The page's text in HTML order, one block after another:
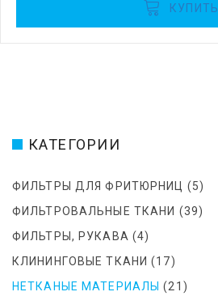
КУПИТЬ
КАТЕГОРИИ
ФИЛЬТРЫ ДЛЯ ФРИТЮРНИЦ (5)
ФИЛЬТРОВАЛЬНЫЕ ТКАНИ (39)
ФИЛЬТРЫ, РУКАВА (4)
КЛИНИНГОВЫЕ ТКАНИ (17)
НЕТКАНЫЕ МАТЕРИАЛЫ (21)